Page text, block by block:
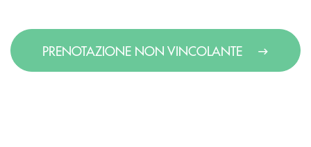
PRENOTAZIONE NON VINCOLANTE